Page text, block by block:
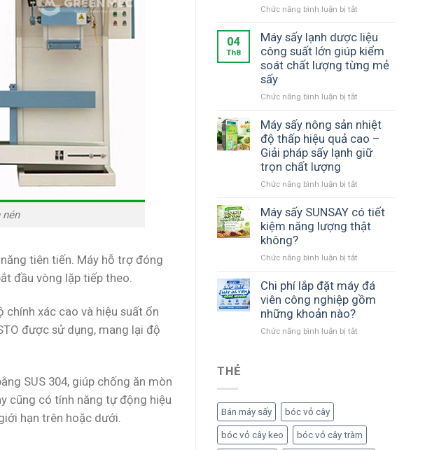
Chức năng bình luận bị tắt
sấy
phù
hợp
cho
mô
nhỏ
không?
04
Th8
Máy sấy lạnh dược liệu
công suất lớn giúp kiểm
soát chất lượng từng mẻ
sấy
Chức năng bình luận bị tắt
sấy
dược
liệu
giúp
kiểm
soát
mẻ
sấy
Máy sấy nông sản nhiệt
độ thấp hiệu quả cao –
Giải pháp sấy lạnh giữ
trọn chất lượng
Chức năng bình luận bị tắt
sấy
nông
sản
hiệu
quả
Máy sấy SUNSAY có tiết
kiệm năng lượng thật
không?
Chức năng bình luận bị tắt
sấy
SUNSAY
có
Chi phí lắp đặt máy đá
viên công nghiệp gồm
những khoản nào?
Chức năng bình luận bị tắt
công
nghiệp
THẺ
Bán máy sấy bóc vỏ cây
bóc vỏ cây keo bóc vỏ cây tràm
tiên tiến. Máy hỗ trợ đóng
đầu vòng lặp tiếp theo.
xác cao và hiệu suất ổn
được sử dụng, mang lại độ
SUS 304, giúp chống ăn mòn
cũng có tính năng tự động hiệu
hạn trên hoặc dưới.